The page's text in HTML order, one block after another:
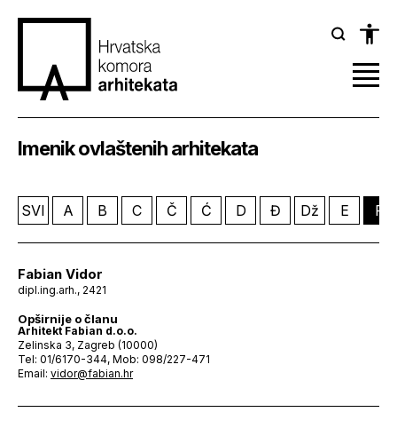
Imenik ovlaštenih arhitekata
SVI A B C Č Ć D Đ Dž E F
Fabian Vidor
dipl.ing.arh., 2421
Opširnije o članu
Arhitekt Fabian d.o.o.
Zelinska 3, Zagreb (10000)
Tel: 01/6170-344, Mob: 098/227-471
Email: vidor@fabian.hr